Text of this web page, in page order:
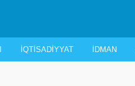
İQTISADIYYAT İDMAN